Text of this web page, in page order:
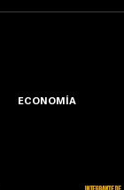
ECONOMÍA